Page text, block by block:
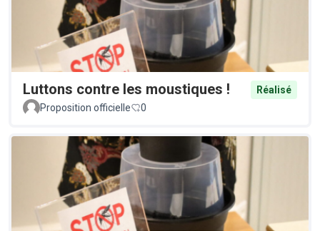
Luttons contre les moustiques !
Réalisé
Proposition officielle
0